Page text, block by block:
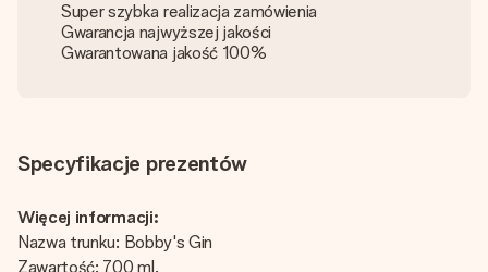
Super szybka realizacja zamówienia
Gwarancja najwyższej jakości
Gwarantowana jakość 100%
Specyfikacje prezentów
Więcej informacji:
Nazwa trunku: Bobby's Gin
Zawartość: 700 ml.